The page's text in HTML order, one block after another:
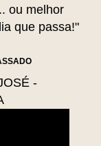
ou melhor
que passa!"
-